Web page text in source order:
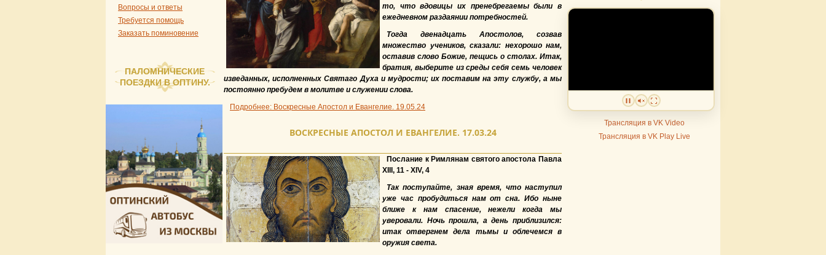
Вопросы и ответы
Требуется помощь
Заказать поминовение
ПАЛОМНИЧЕСКИЕ
ПОЕЗДКИ В ОПТИНУ.
то, что вдовицы их пренебрегаемы были в
ежедневном раздаянии потребностей.
Тогда двенадцать Апостолов, созвав
множество учеников, сказали: нехорошо нам,
оставив слово Божие, пещись о столах. Итак,
братия, выберите из среды себя семь человек
изведанных, исполненных Святаго Духа и мудрости; их поставим на эту службу, а мы
постоянно пребудем в молитве и служении слова.
Подробнее: Воскресные Апостол и Евангелие. 19.05.24
ВОСКРЕСНЫЕ АПОСТОЛ И ЕВАНГЕЛИЕ. 17.03.24
Послание к Римлянам святого апостола Павла
XIII, 11 - XIV, 4
Так поступайте, зная время, что наступил
уже час пробудиться нам от сна. Ибо ныне
ближе к нам спасение, нежели когда мы
уверовали. Ночь прошла, а день приблизился:
итак отвергнем дела тьмы и облечемся в
оружия света.
Трансляция в VK Video
Трансляция в VK Play Live